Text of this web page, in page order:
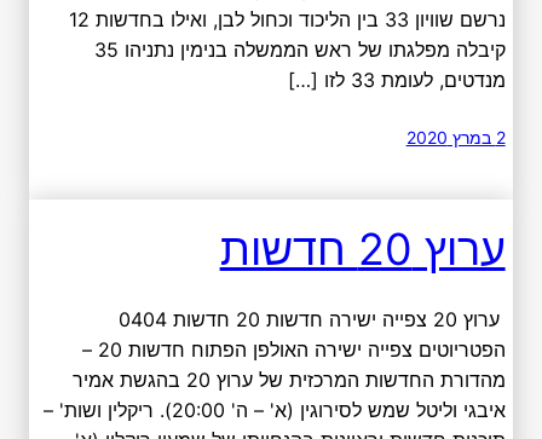
נרשם שוויון 33 בין הליכוד וכחול לבן, ואילו בחדשות 12
קיבלה מפלגתו של ראש הממשלה בנימין נתניהו 35
מנדטים, לעומת 33 לזו […]
2 במרץ 2020
ערוץ 20 חדשות
ערוץ 20 צפייה ישירה חדשות 20 חדשות 0404
הפטריוטים צפייה ישירה האולפן הפתוח חדשות 20 –
מהדורת החדשות המרכזית של ערוץ 20 בהגשת אמיר
איבגי וליטל שמש לסירוגין (א' – ה' 20:00). ריקלין ושות' –